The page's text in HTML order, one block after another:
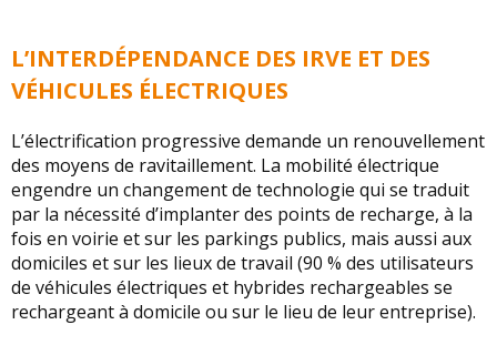
L’INTERDÉPENDANCE DES IRVE ET DES
VÉHICULES ÉLECTRIQUES
L’électrification progressive demande un renouvellement
des moyens de ravitaillement. La mobilité électrique
engendre un changement de technologie qui se traduit
par la nécessité d’implanter des points de recharge, à la
fois en voirie et sur les parkings publics, mais aussi aux
domiciles et sur les lieux de travail (90 % des utilisateurs
de véhicules électriques et hybrides rechargeables se
rechargeant à domicile ou sur le lieu de leur entreprise).